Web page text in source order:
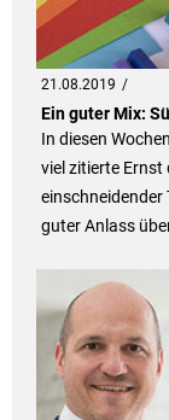
21.08.2019
Ein guter Mix:
In diesen
viel zitierte Ernst
einschneidender
guter Anlass